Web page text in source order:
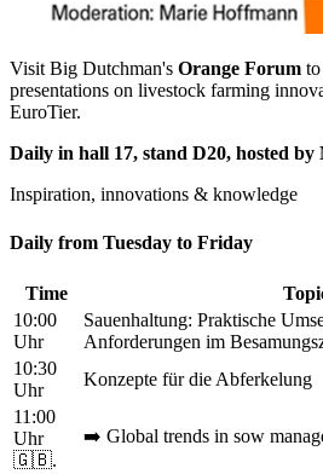
Visit Big Dutchman's Orange Forum to
presentations on livestock farming
EuroTier.
Daily in hall 17, stand D20, hosted
Inspiration, innovations & knowledge
Daily from Tuesday to Friday
Time
10:00
Uhr
Sauenhaltung: Praktische
Anforderungen im
10:30
Uhr
Konzepte für die Abferkelung
11:00
Uhr
🇬🇧.
➡️ Global trends in sow